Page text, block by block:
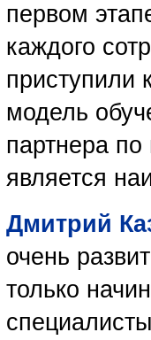
первом
каждого
приступили
модель
партнера
является
Дмитрий
очень
только